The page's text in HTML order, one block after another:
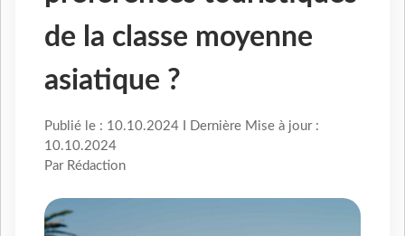
de la classe moyenne
asiatique ?
Publié le : 10.10.2024 I Dernière Mise à jour :
10.10.2024
Par Rédaction